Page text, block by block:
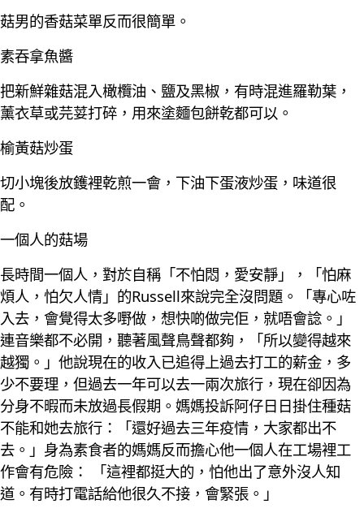
菇男的香菇菜單反而很簡單。
素吞拿魚醬
把新鮮雜菇混入橄欖油、鹽及黑椒，有時混進羅勒葉，
薰衣草或芫荽打碎，用來塗麵包餅乾都可以。
榆黃菇炒蛋
切小塊後放鑊裡乾煎一會，下油下蛋液炒蛋，味道很
配。
一個人的菇場
長時間一個人，對於自稱「不怕悶，愛安靜」，「怕麻
煩人，怕欠人情」的Russell來說完全沒問題。「專心咗
入去，會覺得太多嘢做，想快啲做完佢，就唔會諗。」
連音樂都不必開，聽著風聲鳥聲都夠，「所以變得越來
越獨。」他說現在的收入已追得上過去打工的薪金，多
少不要理，但過去一年可以去一兩次旅行，現在卻因為
分身不暇而未放過長假期。媽媽投訴阿仔日日掛住種菇
不能和她去旅行：「還好過去三年疫情，大家都出不
去。」身為素食者的媽媽反而擔心他一個人在工場裡工
作會有危險： 「這裡都挺大的，怕他出了意外沒人知
道。有時打電話給他很久不接，會緊張。」